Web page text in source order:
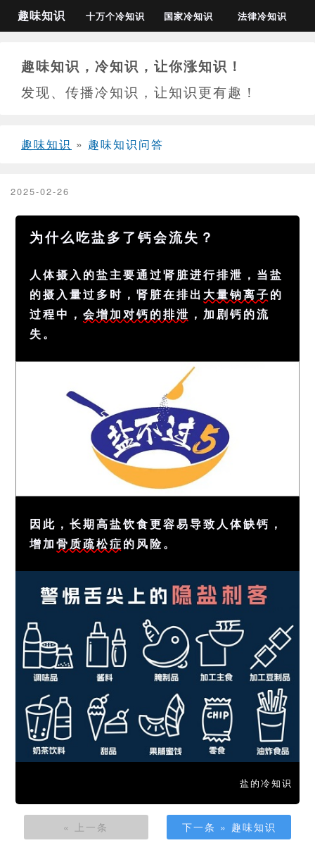
趣味知识 十万个冷知识 国家冷知识 法律冷知识
趣味知识，冷知识，让你涨知识！
发现、传播冷知识，让知识更有趣！
趣味知识 » 趣味知识问答
2025-02-26
为什么吃盐多了钙会流失？
人体摄入的盐主要通过肾脏进行排泄，当盐
的摄入量过多时，肾脏在排出 大量钠离子的
过程中，会增加对钙的排泄 ，加剧钙的流
失。
因此，长期高盐饮食更容易导致人体缺钙，
增加骨质疏松症的风险。
盐的冷知识
« 上一条 下一条 » 趣味知识